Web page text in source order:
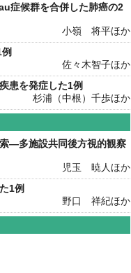
症候群を合併した肺癌の2
小嶺 将平ほか
佐々木智子ほか
患を発症した1例
杉浦（中根）千歩ほか
―多施設共同後方視的観察
児玉 暁人ほか
1例
野口 祥紀ほか